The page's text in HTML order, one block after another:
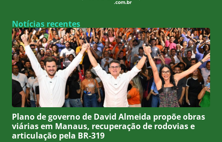
Notícias recentes
Plano de governo de David Almeida propõe obras
viárias em Manaus, recuperação de rodovias e
articulação pela BR-319